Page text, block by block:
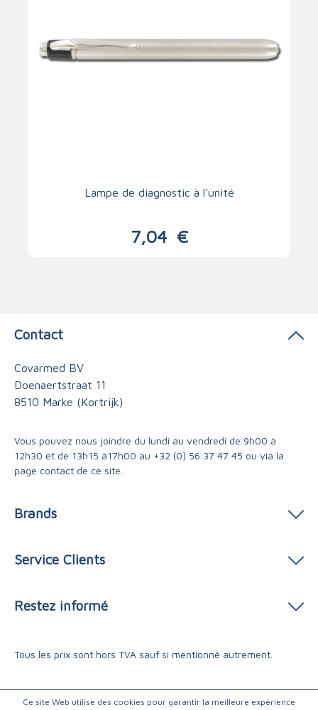
Lampe de diagnostic à l'unité
7,04 €
Contact
Covarmed BV
Doenaertstraat 11
8510 Marke (Kortrijk)
Vous pouvez nous joindre du lundi au vendredi de 9h00 à
12h30 et de 13h15 à17h00 au +32 (0) 56 37 47 45 ou via la
page contact de ce site.
Brands
Service Clients
Restez informé
Tous les prix sont hors TVA sauf si mentionné autrement.
Ce site Web utilise des cookies pour garantir la meilleure expérience